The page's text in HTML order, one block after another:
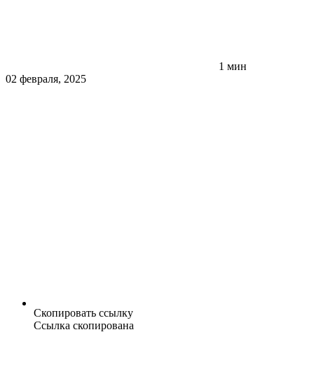
1 мин
02 февраля, 2025
Скопировать ссылку
Ссылка скопирована